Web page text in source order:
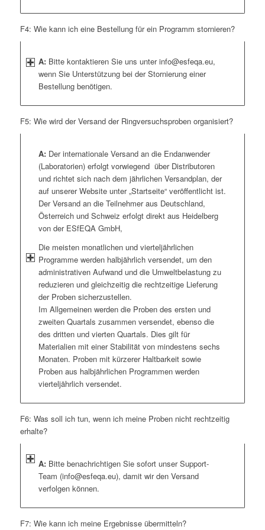
F4: Wie kann ich eine Bestellung für ein Programm stornieren?
A:Bitte kontaktieren Sie uns unter info@esfeqa.eu,
wenn Sie Unterstützung bei der Stornierung einer
Bestellung benötigen.
F5: Wie wird der Versand der Ringversuchsproben organisiert?
A:Der internationale Versand an die Endanwender
(Laboratorien) erfolgt vorwiegend über Distributoren
und richtet sich nach dem jährlichen Versandplan, der
auf unserer Website unter „Startseite“ veröffentlicht ist.
Der Versand an die Teilnehmer aus Deutschland,
Österreich und Schweiz erfolgt direkt aus Heidelberg
von der ESfEQA GmbH,
Die meisten monatlichen und vierteljährlichen
Programme werden halbjährlich versendet, um den
administrativen Aufwand und die Umweltbelastung zu
reduzieren und gleichzeitig die rechtzeitige Lieferung
der Proben sicherzustellen.
Im Allgemeinen werden die Proben des ersten und
zweiten Quartals zusammen versendet, ebenso die
des dritten und vierten Quartals. Dies gilt für
Materialien mit einer Stabilität von mindestens sechs
Monaten. Proben mit kürzerer Haltbarkeit sowie
Proben aus halbjährlichen Programmen werden
vierteljährlich versendet.
F6: Was soll ich tun, wenn ich meine Proben nicht rechtzeitig
erhalte?
A:Bitte benachrichtigen Sie sofort unser Support-
Team (info@esfeqa.eu), damit wir den Versand
verfolgen können.
F7: Wie kann ich meine Ergebnisse übermitteln?